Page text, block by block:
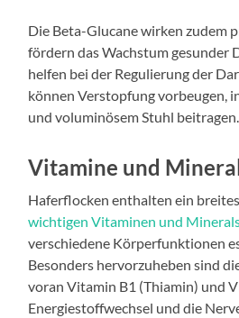
Die Beta-Glucane wirken zudem
fördern das Wachstum gesunder
helfen bei der Regulierung der
können Verstopfung vorbeugen,
und voluminösem Stuhl beitragen.
Vitamine und
Haferflocken enthalten ein
wichtigen Vitaminen und
verschiedene Körperfunktionen
Besonders hervorzuheben sind
voran Vitamin B1 (Thiamin) und
Energiestoffwechsel und die